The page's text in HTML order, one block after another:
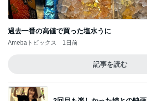
過去一番の高値で買った塩水うに
Amebaトピックス 1日前
記事を読む